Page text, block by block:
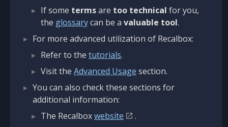
If some termsare too technical for you,
the glossarycan be a valuable tool.
For more advanced utilization of Recalbox:
Refer to the tutorials.
Visit the Advanced Usage section.
You can also check these sections for
additional information:
The Recalboxwebsite
.